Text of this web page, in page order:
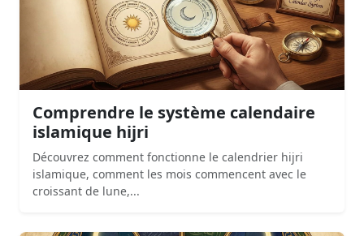
Comprendre le système calendaire
islamique hijri
Découvrez comment fonctionne le calendrier hijri
islamique, comment les mois commencent avec le
croissant de lune,...